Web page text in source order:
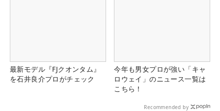
最新モデル『FJクオンタム』
を石井良介プロがチェック
今年も男女プロが強い「キャ
ロウェイ」のニュース一覧は
こちら！
Recommended by